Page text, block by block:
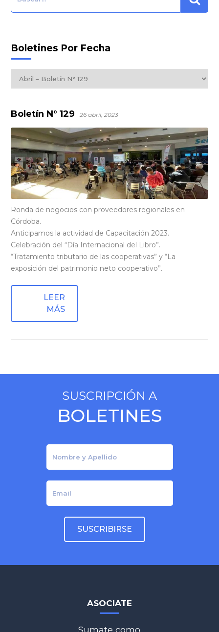
Boletín N° 129 26 abril, 2023
Ronda de negocios con proveedores regionales en
Córdoba.
Anticipamos la actividad de Capacitación 2023.
Celebración del “Día Internacional del Libro”.
“Tratamiento tributario de las cooperativas” y “La
exposición del patrimonio neto cooperativo”.
LEER
MÁS
Boletines Por Fecha
Boletines
por
SUSCRIPCIÓN A
BOLETINES
ASOCIATE